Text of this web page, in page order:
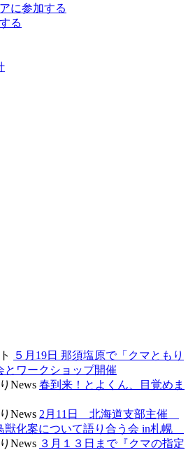
に参加する
る
５月19日 那須塩原で「クマともり
とワークショップ開催
News 春到来！とよくん、目覚めま
News 2月11日 北海道支部主催
獣化案について語り合う会 in札幌
News ３月１３日まで『クマの指定